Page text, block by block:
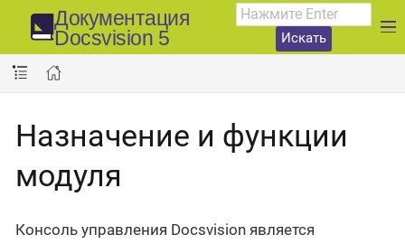
Документация
Docsvision 5
Искать
Назначение и функции
модуля
Консоль управления Docsvision является